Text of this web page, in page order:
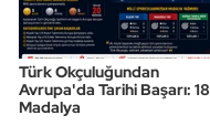
Türk Okçuluğundan
Avrupa'da Tarihi Başarı: 18
Madalya
Tenis
Triatlon